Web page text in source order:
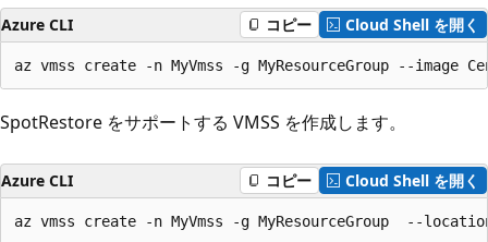
Azure CLI コピー Cloud Shell を開く
az vmss create -n MyVmss -g MyResourceGroup --image
SpotRestore をサポートする VMSS を作成します。
Azure CLI コピー Cloud Shell を開く
az vmss create -n MyVmss -g MyResourceGroup  --